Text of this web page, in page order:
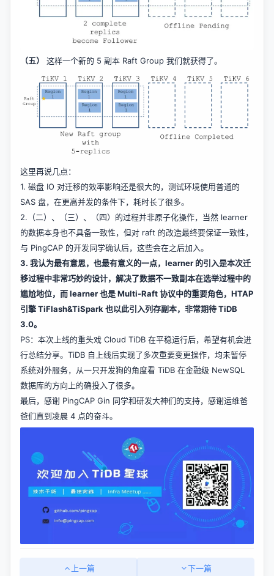
（五） 这样一个新的 5 副本 Raft Group 我们就获得了。
这里再说几点：
1. 磁盘 IO 对迁移的效率影响还是很大的，测试环境使用普通的
SAS 盘，在更高并发的条件下，耗时长了很多。
2.（二）、（三）、（四）的过程并非原子化操作，当然 learner
的数据本身也不具备一致性，但对 raft 的改造最终要保证一致性，
与 PingCAP 的开发同学确认后，这些会在之后加入。
3. 我认为最有意思，也最有意义的一点，learner 的引入是本次迁
移过程中非常巧妙的设计，解决了数据不一致副本在选举过程中的
尴尬地位，而 learner 也是 Multi-Raft 协议中的重要角色，HTAP
引擎 TiFlash&TiSpark 也以此引入列存副本，非常期待 TiDB
3.0。
PS：本次上线的重头戏 Cloud TiDB 在平稳运行后，希望有机会进
行总结分享。TiDB 自上线后实现了多次重要变更操作，均未暂停
系统对外服务，从一只开发狗的角度看 TiDB 在金融级 NewSQL
数据库的方向上的确投入了很多。
最后，感谢 PingCAP Gin 同学和研发大神们的支持，感谢运维爸
爸们直到凌晨 4 点的奋斗。
上一篇 下一篇